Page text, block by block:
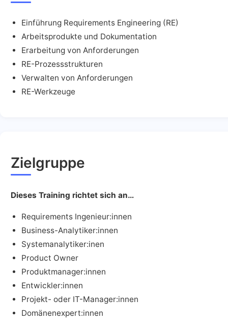
Einführung Requirements Engineering (RE)
Arbeitsprodukte und Dokumentation
Erarbeitung von Anforderungen
RE-Prozessstrukturen
Verwalten von Anforderungen
RE-Werkzeuge
Zielgruppe
Dieses Training richtet sich an…
Requirements Ingenieur:innen
Business-Analytiker:innen
Systemanalytiker:inen
Product Owner
Produktmanager:innen
Entwickler:innen
Projekt- oder IT-Manager:innen
Domänenexpert:innen